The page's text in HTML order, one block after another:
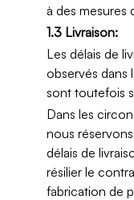
à des mesures
1.3 Livraison:
Les délais de
observés dans
sont toutefois
Dans les
nous
délais de
résilier le
fabrication de